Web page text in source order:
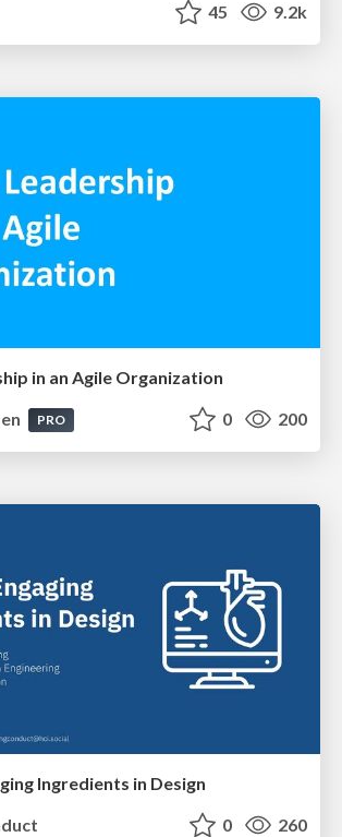
45 9.2k
in an Agile Organization
PRO 0 200
Ingredients in Design
0 260